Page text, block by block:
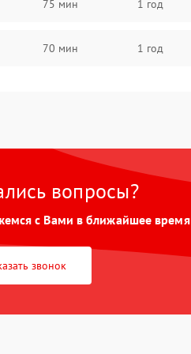
75 мин 1 год
70 мин 1 год
вопросы?
с Вами в ближайшее время
звонок